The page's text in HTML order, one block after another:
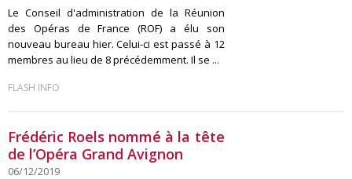
Le Conseil d'administration de la Réunion
des Opéras de France (ROF) a élu son
nouveau bureau hier. Celui-ci est passé à 12
membres au lieu de 8 précédemment. Il se ...
FLASH INFO
Frédéric Roels nommé à la tête
de l’Opéra Grand Avignon
06/12/2019